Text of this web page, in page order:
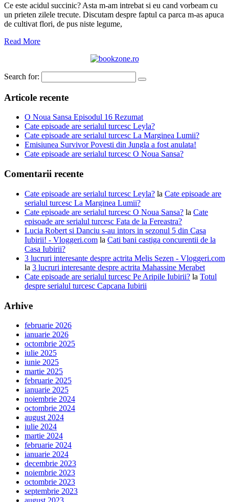
Ce este acidul succinic? Asta m-am intrebat si eu cand vorbeam cu
un prieten zilele trecute. Discutam despre faptul ca parca m-as apuca
de cultivat flori, de pus niste legume,
Read More
Search for:
Articole recente
O Noua Sansa Episodul 16 Rezumat
Cate episoade are serialul turcesc Leyla?
Cate episoade are serialul turcesc La Marginea Lumii?
Emisiunea Survivor Povesti din Jungla a fost anulata!
Cate episoade are serialul turcesc O Noua Sansa?
Comentarii recente
Cate episoade are serialul turcesc Leyla? la Cate episoade are
serialul turcesc La Marginea Lumii?
Cate episoade are serialul turcesc O Noua Sansa? la Cate
episoade are serialul turcesc Fata de la Fereastra?
Lucia Robert si Danciu s-au intors in sezonul 5 din Casa
Iubirii! - Vloggeri.com la Cati bani castiga concurentii de la
Casa Iubirii?
3 lucruri interesante despre actrita Melis Sezen - Vloggeri.com
la 3 lucruri interesante despre actrita Mahassine Merabet
Cate episoade are serialul turcesc Pe Aripile Iubirii? la Totul
despre serialul turcesc Capcana Iubirii
Arhive
februarie 2026
ianuarie 2026
octombrie 2025
iulie 2025
iunie 2025
martie 2025
februarie 2025
ianuarie 2025
noiembrie 2024
octombrie 2024
august 2024
iulie 2024
martie 2024
februarie 2024
ianuarie 2024
decembrie 2023
noiembrie 2023
octombrie 2023
septembrie 2023